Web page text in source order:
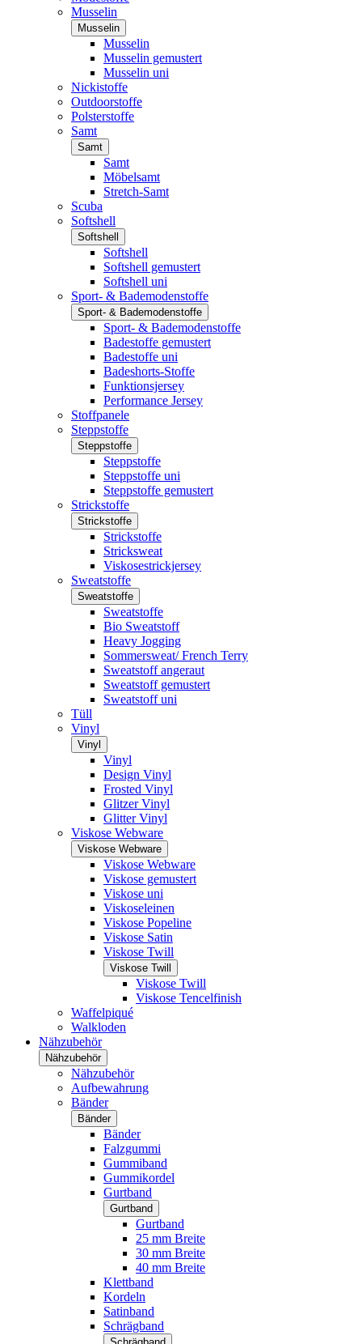
Musselin
Musselin
Musselin
Musselin gemustert
Musselin uni
Nickistoffe
Outdoorstoffe
Polsterstoffe
Samt
Samt
Samt
Möbelsamt
Stretch-Samt
Scuba
Softshell
Softshell
Softshell
Softshell gemustert
Softshell uni
Sport- & Bademodenstoffe
Sport- & Bademodenstoffe
Sport- & Bademodenstoffe
Badestoffe gemustert
Badestoffe uni
Badeshorts-Stoffe
Funktionsjersey
Performance Jersey
Stoffpanele
Steppstoffe
Steppstoffe
Steppstoffe
Steppstoffe uni
Steppstoffe gemustert
Strickstoffe
Strickstoffe
Strickstoffe
Stricksweat
Viskosestrickjersey
Sweatstoffe
Sweatstoffe
Sweatstoffe
Bio Sweatstoff
Heavy Jogging
Sommersweat/ French Terry
Sweatstoff angeraut
Sweatstoff gemustert
Sweatstoff uni
Tüll
Vinyl
Vinyl
Vinyl
Design Vinyl
Frosted Vinyl
Glitzer Vinyl
Glitter Vinyl
Viskose Webware
Viskose Webware
Viskose Webware
Viskose gemustert
Viskose uni
Viskoseleinen
Viskose Popeline
Viskose Satin
Viskose Twill
Viskose Twill
Viskose Twill
Viskose Tencelfinish
Waffelpiqué
Walkloden
Nähzubehör
Nähzubehör
Nähzubehör
Aufbewahrung
Bänder
Bänder
Bänder
Falzgummi
Gummiband
Gummikordel
Gurtband
Gurtband
Gurtband
25 mm Breite
30 mm Breite
40 mm Breite
Klettband
Kordeln
Satinband
Schrägband